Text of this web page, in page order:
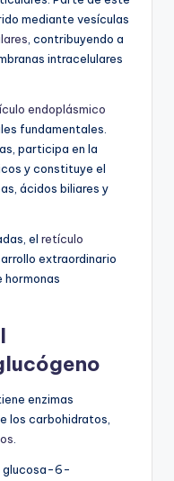
mediante vesículas
, contribuyendo a
intracelulares
endoplásmico
fundamentales.
participa en la
y constituye el
ácidos biliares y
el retículo
extraordinario
hormonas
enzimas
los carbohidratos,
glucosa-6-